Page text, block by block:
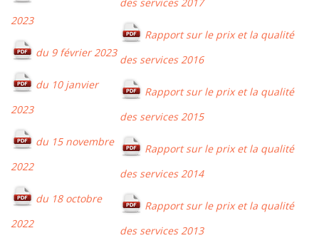
2023
du 9 février 2023
du 10 janvier
2023
du 15 novembre
2022
du 18 octobre
2022
Rapport sur le prix et la qualité
des services 2016
Rapport sur le prix et la qualité
des services 2015
Rapport sur le prix et la qualité
des services 2014
Rapport sur le prix et la qualité
des services 2013